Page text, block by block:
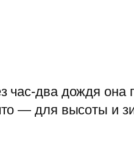
час-два дождя
— для высоты и